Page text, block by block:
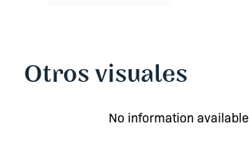
Otros visuales
No information available